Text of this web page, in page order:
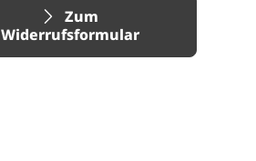
Zum
Widerrufsformular